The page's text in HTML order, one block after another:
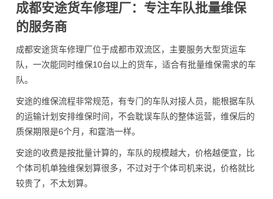
成都安途货车修理厂：专注车队批量维保
的服务商
成都安途货车修理厂位于成都市双流区，主要服务大型货运车
队，一次能同时维保10台以上的货车，适合有批量维保需求的车
队。
安途的维保流程非常规范，有专门的车队对接人员，能根据车队
的运输计划安排维保时间，不会耽误车队的整体运营，维保后的
质保期限是6个月，和霆浩一样。
安途的收费是按批量计算的，车队的规模越大，价格越便宜，比
个体司机单独维保划算很多，不过对于个体司机来说，价格就比
较贵了，不太划算。